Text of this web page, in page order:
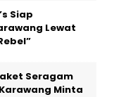
Siap
Lewat
Seragam
Minta